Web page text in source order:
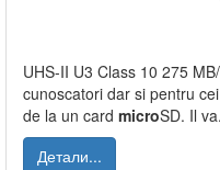
UHS-II U3 Class 10 275
cunoscatori dar si pentru
de la un card microSD. Il
Детали...